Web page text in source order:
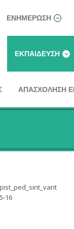
ΕΝΗΜΈΡΩΣΗ
ΕΚΠΑΊΔΕΥΣΗ
ΑΠΑΣΧΌΛΗΣΗ
16